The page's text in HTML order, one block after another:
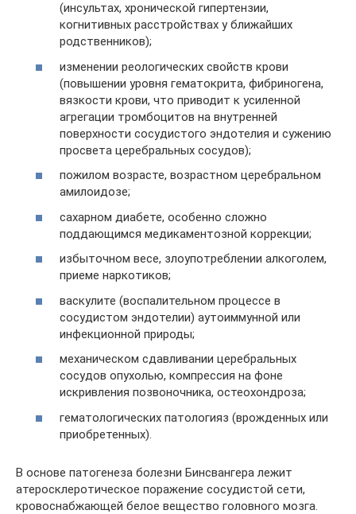
(инсультах, хронической гипертензии,
когнитивных расстройствах у ближайших
родственников);
изменении реологических свойств крови
(повышении уровня гематокрита, фибриногена,
вязкости крови, что приводит к усиленной
агрегации тромбоцитов на внутренней
поверхности сосудистого эндотелия и сужению
просвета церебральных сосудов);
пожилом возрасте, возрастном церебральном
амилоидозе;
сахарном диабете, особенно сложно
поддающимся медикаментозной коррекции;
избыточном весе, злоупотреблении алкоголем,
приеме наркотиков;
васкулите (воспалительном процессе в
сосудистом эндотелии) аутоиммунной или
инфекционной природы;
механическом сдавливании церебральных
сосудов опухолью, компрессия на фоне
искривления позвоночника, остеохондроза;
гематологических патологияз (врожденных или
приобретенных).
В основе патогенеза болезни Бинсвангера лежит
атеросклеротическое поражение сосудистой сети,
кровоснабжающей белое вещество головного мозга.